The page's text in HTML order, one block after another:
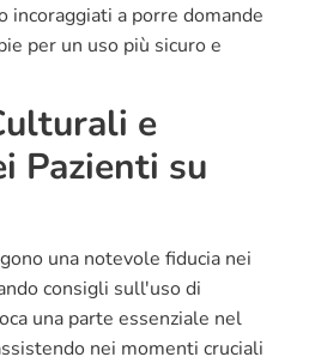
incoraggiati a porre domande
per un uso più sicuro e
e
Pazienti su
una notevole fiducia nei
consigli sull'uso di
una parte essenziale nel
nei momenti cruciali